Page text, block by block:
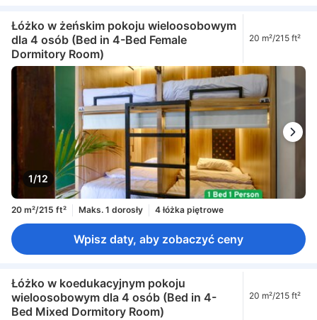
Łóżko w żeńskim pokoju wieloosobowym
dla 4 osób (Bed in 4-Bed Female
Dormitory Room)
20 m²/215 ft²
1/12
20 m²/215 ft² Maks. 1 dorosły 4 łóżka piętrowe
Wpisz daty, aby zobaczyć ceny
Łóżko w koedukacyjnym pokoju
wieloosobowym dla 4 osób (Bed in 4-
Bed Mixed Dormitory Room)
20 m²/215 ft²